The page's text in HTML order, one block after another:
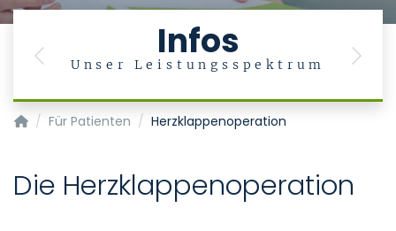
Infos
Unser Leistungsspektrum
Previous Next
Klinik für Herzchirurgie
Für Patienten Herzklappenoperation
Die Herzklappenoperation